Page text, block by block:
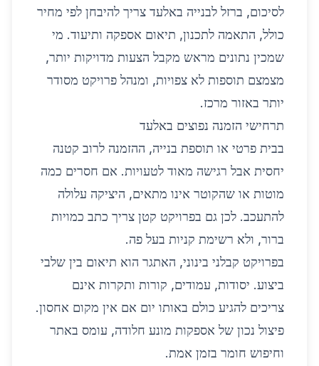
לסיכום, ברזל לבנייה באלעד צריך להיבחן לפי מחיר
כולל, התאמה לתכנון, תיאום אספקה ותיעוד. מי
שמכין נתונים מראש מקבל הצעות מדויקות יותר,
מצמצם תוספות לא צפויות, ומנהל פרויקט מסודר
יותר באזור מרכז.
תרחישי הזמנה נפוצים באלעד
בבית פרטי או תוספת בנייה, ההזמנה לרוב קטנה
יחסית אבל רגישה מאוד לטעויות. אם חסרים כמה
מוטות או שהקוטר אינו מתאים, היציקה עלולה
להתעכב. לכן גם בפרויקט קטן צריך כתב כמויות
ברור, ולא רשימת קניות בעל פה.
בפרויקט קבלני בינוני, האתגר הוא תיאום בין שלבי
ביצוע. יסודות, עמודים, קורות ותקרות אינם
צריכים להגיע כולם באותו יום אם אין מקום אחסון.
פיצול נכון של אספקות מונע חלודה, עומס באתר
וחיפוש חומר בזמן אמת.